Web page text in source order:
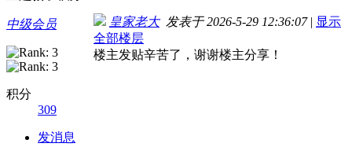
中级会员
积分
309
发消息
皇家老大发表于 2026-5-29 12:36:07 | 显示
全部楼层
楼主发贴辛苦了，谢谢楼主分享！